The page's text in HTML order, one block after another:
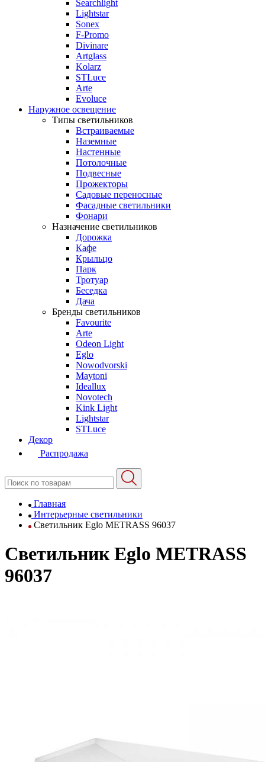
Searchlight
Lightstar
Sonex
F-Promo
Divinare
Artglass
Kolarz
STLuce
Arte
Evoluce
Наружное освещение
Типы светильников
Встраиваемые
Наземные
Настенные
Потолочные
Подвесные
Прожекторы
Садовые переносные
Фасадные светильники
Фонари
Назначение светильников
Дорожка
Кафе
Крыльцо
Парк
Тротуар
Беседка
Дача
Бренды светильников
Favourite
Arte
Odeon Light
Eglo
Nowodvorski
Maytoni
Ideallux
Novotech
Kink Light
Lightstar
STLuce
Декор
Распродажа
Главная
Интерьерные светильники
Светильник Eglo METRASS 96037
Светильник Eglo METRASS
96037